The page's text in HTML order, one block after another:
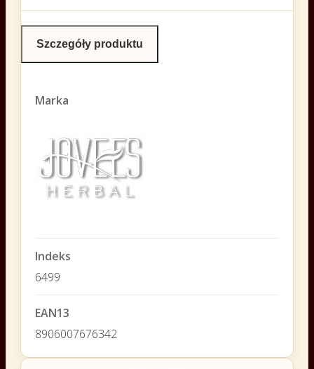
Szczegóły produktu
Marka
Indeks
6499
EAN13
8906007676342